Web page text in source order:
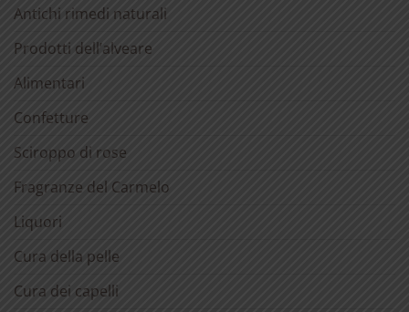
Antichi rimedi naturali
Prodotti dell’alveare
Alimentari
Confetture
Sciroppo di rose
Fragranze del Carmelo
Liquori
Cura della pelle
Cura dei capelli